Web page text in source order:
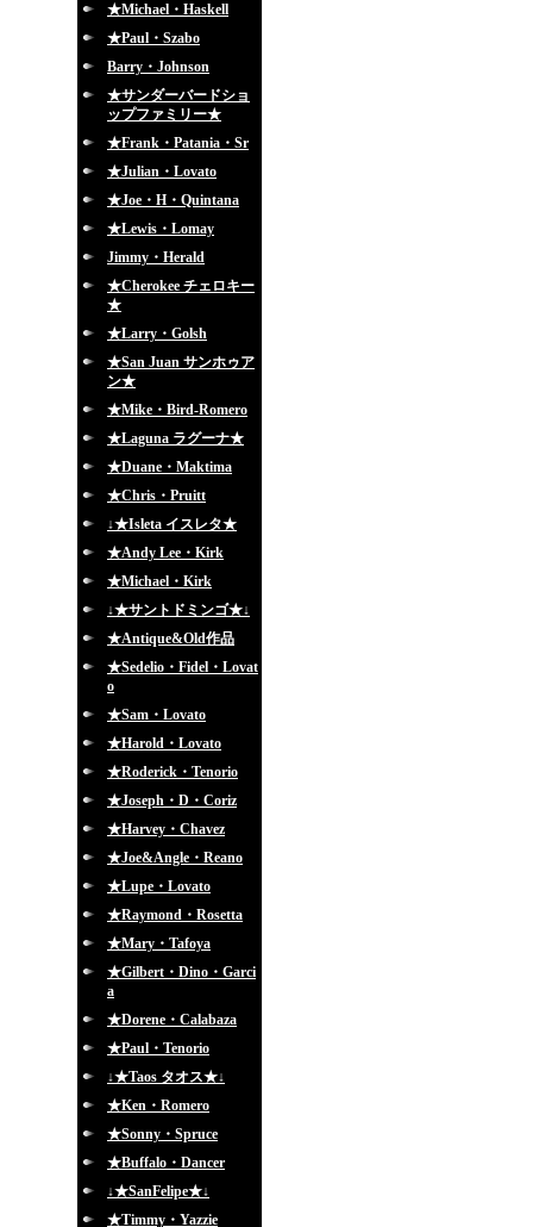
★Michael・Haskell
★Paul・Szabo
Barry・Johnson
★サンダーバードショ
ップファミリー★
★Frank・Patania・Sr
★Julian・Lovato
★Joe・H・Quintana
★Lewis・Lomay
Jimmy・Herald
★Cherokee チェロキー
★
★Larry・Golsh
★San Juan サンホゥア
ン★
★Mike・Bird-Romero
★Laguna ラグーナ★
★Duane・Maktima
★Chris・Pruitt
↓★Isleta イスレタ★
★Andy Lee・Kirk
★Michael・Kirk
↓★サントドミンゴ★↓
★Antique&Old作品
★Sedelio・Fidel・Lovat
o
★Sam・Lovato
★Harold・Lovato
★Roderick・Tenorio
★Joseph・D・Coriz
★Harvey・Chavez
★Joe&Angle・Reano
★Lupe・Lovato
★Raymond・Rosetta
★Mary・Tafoya
★Gilbert・Dino・Garci
a
★Dorene・Calabaza
★Paul・Tenorio
↓★Taos タオス★↓
★Ken・Romero
★Sonny・Spruce
★Buffalo・Dancer
↓★SanFelipe★↓
★Timmy・Yazzie